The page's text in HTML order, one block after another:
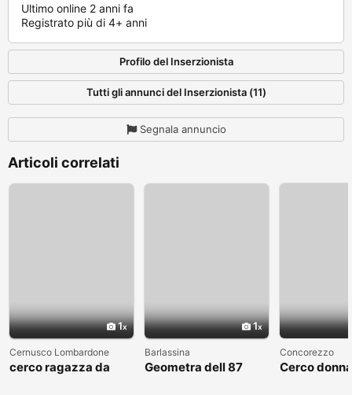
Ultimo online 2 anni fa
Registrato più di 4+ anni
Profilo del Inserzionista
Tutti gli annunci del Inserzionista (11)
Segnala annuncio
Articoli correlati
1
Cernusco Lombardone
cerco ragazza da
1
Barlassina
Geometra dell 87
Concorezzo
Cerco